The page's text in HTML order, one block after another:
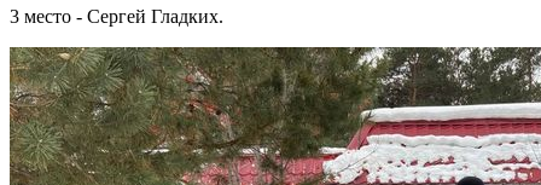
3 место - Сергей Гладких.